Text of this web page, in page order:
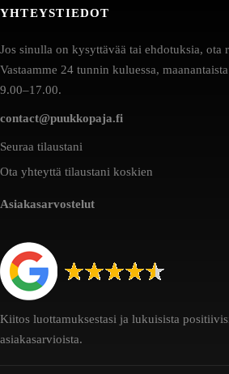
YHTEYSTIEDOT
Jos sinulla on kysyttävää tai ehdotuksia, ota
Vastaamme 24 tunnin kuluessa,
9.00–17.00.
contact@puukkopaja.fi
Seuraa tilaustani
Ota yhteyttä tilaustani koskien
Asiakasarvostelut
Kiitos luottamuksestasi ja lukuisista
asiakasarvioista.